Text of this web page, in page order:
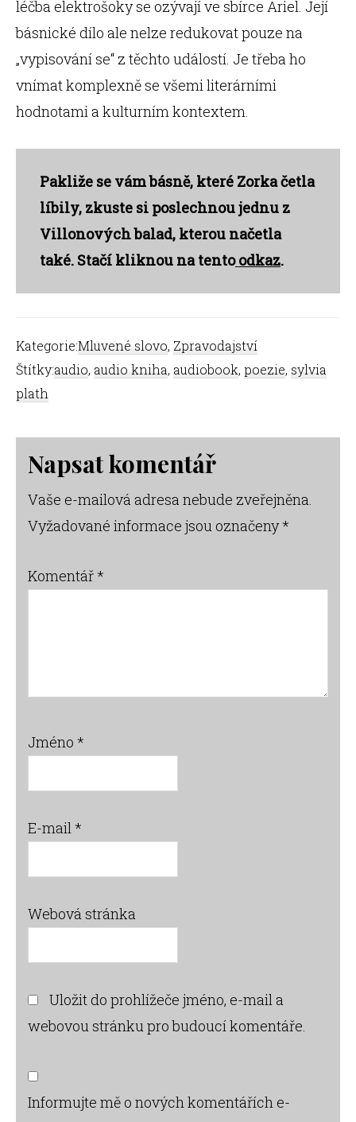
léčba elektrošoky se ozývají ve sbírce Ariel. Její
básnické dílo ale nelze redukovat pouze na
„vypisování se“ z těchto událostí. Je třeba ho
vnímat komplexně se všemi literárními
hodnotami a kulturním kontextem.
Pakliže se vám básně, které Zorka četla
líbily, zkuste si poslechnou jednu z
Villonových balad, kterou načetla
také. Stačí kliknou na tentoodkaz.
Kategorie:Mluvené slovo, Zpravodajství
Štítky:audio, audio kniha, audiobook, poezie, sylvia
plath
Reader
Interactions
Napsat komentář
Vaše e-mailová adresa nebude zveřejněna.
Vyžadované informace jsou označeny*
Komentář*
Jméno *
E-mail*
Webová stránka
Uložit do prohlížeče jméno, e-mail a
webovou stránku pro budoucí komentáře.
Informujte mě o nových komentářích e-